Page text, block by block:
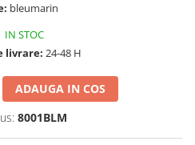
bleumarin
IN STOC
livrare: 24-48 H
ADAUGA IN COS
8001BLM